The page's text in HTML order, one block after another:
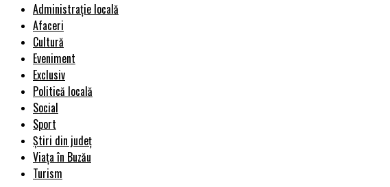
Administrație locală
Afaceri
Cultură
Eveniment
Exclusiv
Politică locală
Social
Sport
Știri din județ
Viața în Buzău
Turism